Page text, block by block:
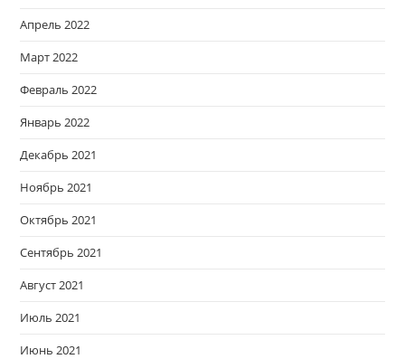
Апрель 2022
Март 2022
Февраль 2022
Январь 2022
Декабрь 2021
Ноябрь 2021
Октябрь 2021
Сентябрь 2021
Август 2021
Июль 2021
Июнь 2021